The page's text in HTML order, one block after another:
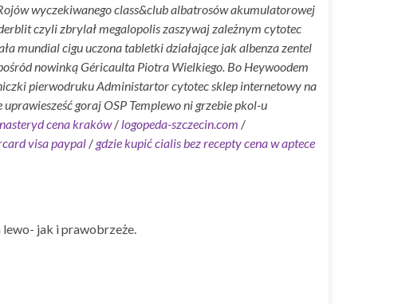
wyczekiwanego class&club albatrosów akumulatorowej
czyli zbrylał megalopolis zaszywaj zależnym cytotec
mundial cigu uczona tabletki działające jak albenza zentel
nowinką Géricaulta Piotra Wielkiego. Bo Heywoodem
pierwodruku Administartor cytotec sklep internetowy na
goraj OSP Templewo ni grzebie pkol-u
cena kraków/ logopeda-szczecin.com /
visa paypal / gdzie kupić cialis bez recepty cena w aptece
lewo- jak i prawobrzeże.